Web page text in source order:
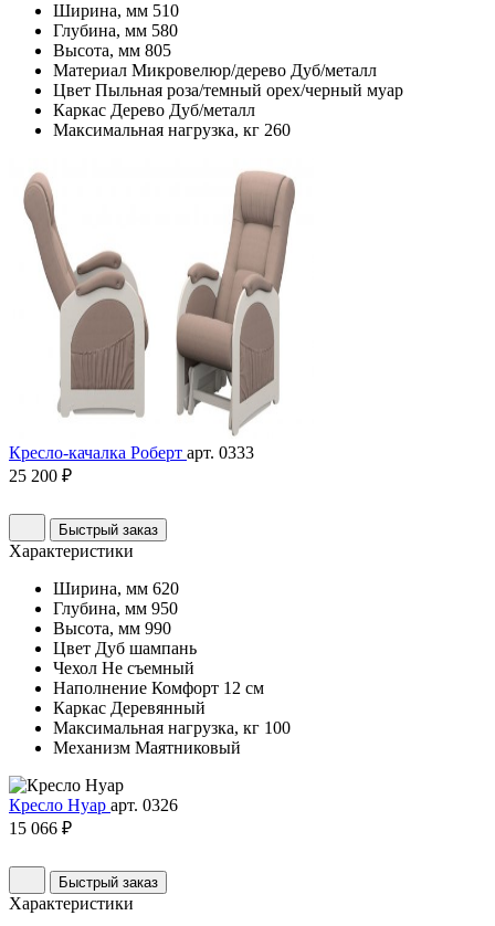
Ширина, мм 510
Глубина, мм 580
Высота, мм 805
Материал Микровелюр/дерево Дуб/металл
Цвет Пыльная роза/темный орех/черный муар
Каркас Дерево Дуб/металл
Максимальная нагрузка, кг 260
Кресло-качалка Роберт арт. 0333
25 200 ₽
Быстрый заказ
Характеристики
Ширина, мм 620
Глубина, мм 950
Высота, мм 990
Цвет Дуб шампань
Чехол Не съемный
Наполнение Комфорт 12 см
Каркас Деревянный
Максимальная нагрузка, кг 100
Механизм Маятниковый
Кресло Нуар арт. 0326
15 066 ₽
Быстрый заказ
Характеристики